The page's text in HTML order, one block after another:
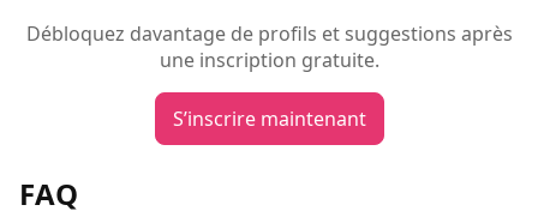
Débloquez davantage de profils et suggestions après
une inscription gratuite.
S’inscrire maintenant
FAQ